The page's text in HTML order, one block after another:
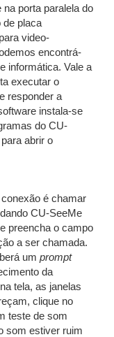
porta paralela do
de placa
video-
encontrá-
informática. Vale a
executar o
e responder a
instala-se
do CU-
abrir o
é chamar
CU-SeeMe
preencha o campo
a ser chamada.
um prompt
da
tela, as janelas
clique no
teste de som
som estiver ruim